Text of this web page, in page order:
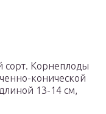
сорт. Корнеплоды
конической
13-14 см,